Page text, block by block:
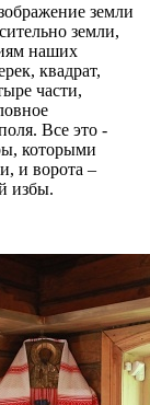
земли
земли,
наших
квадрат,
части,
Все это -
которыми
и ворота –
избы.